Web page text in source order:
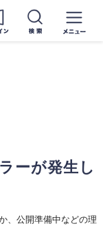
ーが発生し
、公開準備中などの理